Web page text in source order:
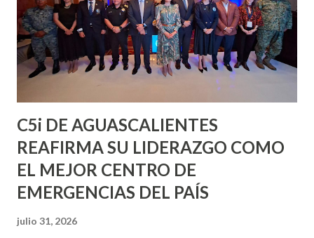
C5i DE AGUASCALIENTES
REAFIRMA SU LIDERAZGO COMO
EL MEJOR CENTRO DE
EMERGENCIAS DEL PAÍS
julio 31, 2026